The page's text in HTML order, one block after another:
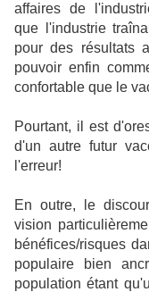
affaires de
que l'industrie
pour des résultats
pouvoir enfin
confortable que le
Pourtant, il est
d'un autre futur
l'erreur!
En outre, le
vision
bénéfices/risques
populaire bien
population étant